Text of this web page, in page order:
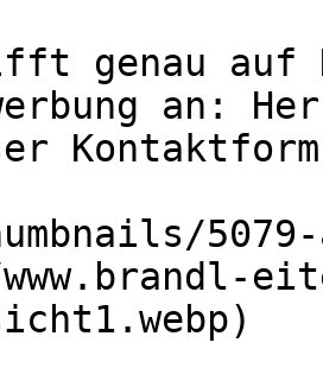
genau auf
an:
5079-